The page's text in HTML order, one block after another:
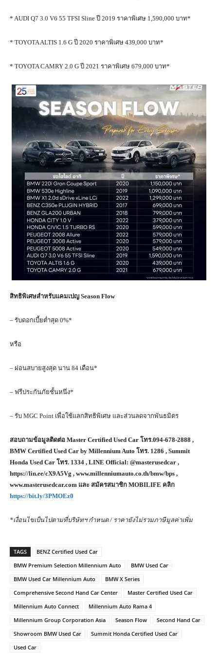
* AUDI Q7 3.0 V6 55 TFSI Sline ปี 2019 ราคาพิเศษ 1,590,000 บาท*
* TOYOTA ALTIS 1.6 G ปี 2020 ราคาพิเศษ 439,000 บาท*
* TOYOTA CAMRY 2.0 G ปี 2021 ราคาพิเศษ 679,000 บาท*
สิทธิพิเศษสำหรับแคมเปญ Season Flow
– รับดอกเบี้ยต่ำสุด 0%*
หรือ
– ผ่อนสบายสูงสุด นาน 84 เดือน*
– ฟรีประกันภัยชั้นหนึ่ง*
– รับ MGC Point เพื่อใช้แลกสิทธิพิเศษ และส่วนลดจากพันธมิตร
สอบถามข้อมูลติดต่อ Master Certified Used Car โทร.094-678-2888 ,
BMW Certified Used Car by Millennium Auto โทร. 1286 , Summit
Honda Used Car โทร. 1334 , LINE Official: @masterusedcar ,
https://lin.ee/cX9A5Vg , www.millenniumauto.co.th/bmw/bps ,
www.masterusedcar.com และ สมัครสมาชิก MOBILIFE คลิก
https://bit.ly/3PMOEz0
*เงื่อนไขเป็นไปตามที่บริษัทฯ กำหนด / ราคายังไม่รวมภาษีมูลค่าเพิ่ม
TAGS
BENZ Certified Used Car
BMW Premium Selection Millennium Auto
BMW Used Car
BMW Used Car Millennium Auto
BMW X Series
Comprehensive Second Hand Car Center
Master Certified Used Car
Millennium Auto Connect
Millennium Auto Rama 4
Millennium Group Corporation Asia
Season Flow
Second Hand Car
Showroom BMW Used Car
Summit Honda Certified Used Car
Used Car